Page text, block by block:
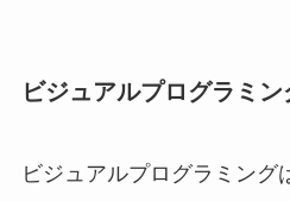
ビジュアルプログラミン
ビジュアルプログラミング